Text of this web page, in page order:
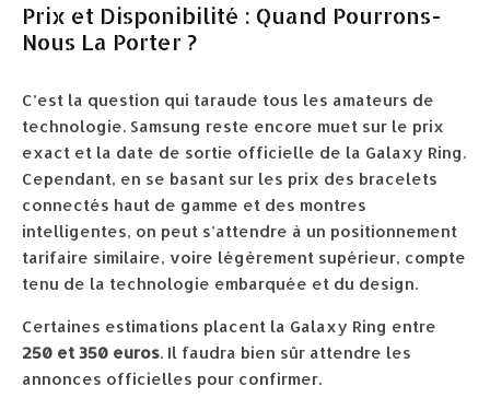
Prix et Disponibilité : Quand Pourrons-
Nous La Porter ?
C’est la question qui taraude tous les amateurs de
technologie. Samsung reste encore muet sur le prix
exact et la date de sortie officielle de la Galaxy Ring.
Cependant, en se basant sur les prix des bracelets
connectés haut de gamme et des montres
intelligentes, on peut s’attendre à un positionnement
tarifaire similaire, voire légèrement supérieur, compte
tenu de la technologie embarquée et du design.
Certaines estimations placent la Galaxy Ring entre
250 et 350 euros. Il faudra bien sûr attendre les
annonces officielles pour confirmer.